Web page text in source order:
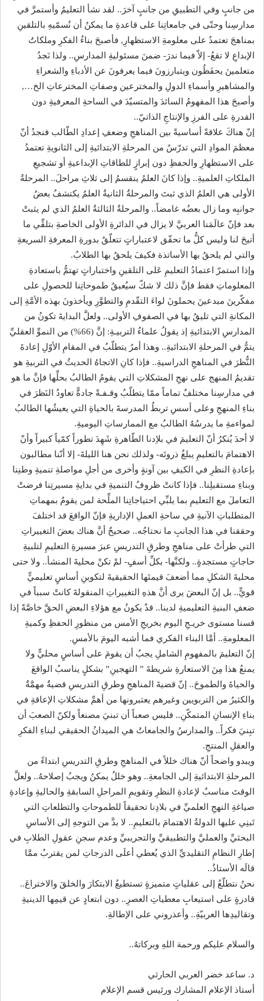
من جانبٍ وفي التطبيقِ من جانبٍ آخرَ.. لقد نشأ التعليمُ وأستمرَّ في
مدارسِنا وحتّى في جامعاتِنا على قاعدةِ ما يمكنُ أن نُسمّيهِ بالتلقينِ
بمناهجَ تعتمدُ على معلومةِ الاستظهارِ, فأصبحَ بناءُ الفكرِ وملكاتُ
الإبداعِ لا تقعُ- إلاّ فيما ندرَ- ضمنَ مسئوليةِ المدارسِ.. ولذا نَجدُ
متعلمينَ يحفَظُون ويتبارزونَ فيما يعرفونَ عن الأدباءِ والشعراءِ
والمشاهيرِ وأسماءِ الدولِ والمخترعين وصفاتِ المخترعاتِ الخ…,
وأصبحَ هذا المفهومُ السائدَ والمتسيّدَ في الساحةِ المعرفيةِ دون
القدرةِ على الفرزِ والإنتاجِ الذاتيّ..
إنّ هناكَ علاقةً أساسيةً بين المناهجِ وضعفِ إعدادِ الطّالب فنجدُ أنّ
معظمَ الموادِ التي تدرّسُ من المرحلةِ الابتدائيةِ إلى الثانويةِ تعتمدُ
على الاستظهارِ والحفظِ دون إبرازٍ للطاقاتِ الإبداعيةِ أو تشجيعِ
الملكاتِ العلميةِ.. وإذا كانَ العلمُ ينقسمُ إلى ثلاثِ مراحلَ.. المرحلةُ
الأولى هي العلمُ الذي ثبتَ والمرحلةُ الثانيةُ العلمُ يكتشفُ بعضُ
جوانبِه وما زال بعضُه غامضاً.. والمرحلةُ الثالثةُ العلمُ الذي لم يثبتْ
بعد فإنّ عالَمَنا العربيَّ لا يزال في الدائرةِ الأولى الخاصةِ بتلقِّي ما
أتيحَ لنا وليس كلُّ ما تحقّق لاعتباراتٍ تتعلّقُ بدورةِ المعرفةِ السريعةِ
والتي لم يلحقُ بها الأساتذة فكيفَ يلحقُ بها الطلابُ.
وإذا استمرّ اعتمادُ التعليمِ عَلى التلقينِ واختباراتٍ تهتمُّ باستعادةِ
المعلوماتِ فقط فإنَّ ذلك لا شكّ سيُعيقُ طموحاتِنا للحصولِ على
مفكّرينَ مبدعينَ يحملونَ لواءَ التقّدمِ والتطوَّرِ ويأخذونَ بهذه الأمَّةِ إلى
المكانةِ التي تليقُ بها في الصفوفِ الأولى.. ولعلَّ البدايةَ تكونُ من
المدارسِ الابتدائيةِ إذ يقولُ علماءُ التربيـةِ: إنَّ (66%) من النموِّ العقليِّ
يتمُّ في المرحلةِ الابتدائيةِ.. وهذا أمرُ يتطلّبُ في المقامِ الأوّلِ إعادةَ
النُّظرَ في المناهجِ الدراسيةِ.. فإذا كانِ الاتجاهُ الحديثُ في التربيةِ هو
تقديمُ المنهج على نهجِ المشكلاتِ التي يقومُ الطالبُ بحلِّها فإنَّ ما هو
في مدارسِنا مختلفٌ تماماً ممّا يتطلّبُ وقـفـةً جادةًّ تعاودُ النَظرَ في
بناءِ المنهجِ وعلى أسسِ تربطُ المدرسةَ بالحياةِ التي يعيشُها الطالبُ
لمواءمةِ ما يدرسُهُ الطالبُ مع الممارساتِ اليوميةِ.
لا أحدَ يُنكرُ أنّ التعليمَ في بلاِدنا الطّاهرةِ شَهِدَ تطوراً كمّياً كبيراً وأنّ
الاهتمامَ بالتعليمِ يبلغُ ذروتَه- ولذلك نحن هنا الليلةَ- إلا أنّنا مطالبون
بإعادةِ النظرِ في الكيفِ بين آونةٍ وأخرى من أجلِ مواصلةِ تنميةِ وطنِنا
وبناءِ مستقبلِنا.. فإذا كانتْ ظروفُ التنميةِ في بدايةِ مسيرتِنا فرضتْ
التعاملَ مع التعليمِ بما يلبِّي احتياجاتِنا الملِّحة لمن يقومُ بمهماتِ
المتطلباتِ الآنيةِ في ساحةِ العملِ الإداريةِ فإنّ الواقعَ قد اختلفَ
وحققنا في هذا الجانبِ ما نحتاجُه.. صحيحٌ أنَّ هناك بعضَ التغييراتِ
التي طرأتْ على مناهجِ وطرقِ التدريسِ عبرَ مسيرةِ التعليمِ لتلبيةِ
حاجاتٍ مستجدةٍ.. ولكنَّها- بكلِّ أسفٍ- لمْ تكنْ محليةَ المنشأ.. ولا حتى
محليةَ الشكلِ مما أضعفَ قيمتَها الحقيقيةَ لتكوينِ أساسٍ تعليميٍّ
قويٍّ.. بل إنّ البعضَ يرى أنَّ هذهِ التغييراتِ المنقولةَ كانتْ سبباً في
ضعفِ البنيةِ التعليميةِ لدينا.. قدْ يكونُ مع هؤلاءِ البعضِ الحقَّ خاصَّةً إذا
قسنا مستوى خريـجِ اليوم بخريجِ الأمس من منظورِ الحفظِ وكميةِ
المعلومةِ.. أمَّا البناء الفكري فما أشبه اليومَ بالأمسِ.
إنّ التعليمَ بالمفهومِ الشاملِ يجبُ أن يقومَ على أساسٍ محليٍّ ولا
يمنعُ هذا مِنَ الاستعارةِ شريطةَ ” التهجينِ” بشكلٍ يناسبُ الواقعَ
والحياةَ والطموحَ.. إنّ قضيةَ المناهجِ وطرقِ التدريسِ قضيةٌ مهمَّةٌ
والكثيرُ من التربويين وغيرهم يعتبرونها من أهمِّ مشكلاتِ الإعاقةِ في
بناءِ الإنسانِ المتمكّنِ.. فليس صعباً أن تبنيَ مصنعاً ولكنّ الصعبَ أن
تبِنيَ فكراً.. والمدارسُ والجامعاتُ هي الميدانُ الحقيقي لبناءِ الفكرِ
والعقلِ المنتجِ.
ويبدو واضحاً أنّ هناك خللاً في المناهجِ وطرقِ التدريسِ ابتداءً من
المرحلةِ الابتدائيةِ إلى الجامعةِ.. وهو خللُ يمكنُ ويجبُ إصلاحهُ.. ولعلَّ
الوقتَ مناسبٌ لإعادةِ النظرِ وتقويمِ المراحلِ السابقةِ والحاليةِ وإعادةِ
صياغةِ النهجِ العلميِّ في بلادِنا تحقيقاً للطموحاتِ والتطلعاتِ التي
تَبنِي عليها الدولةُ الاهتمامَ بالتعليمِ.. لا بدَّ من التوجهِ إلى الأساسِ
البحثيِّ والعمليَّ والتطبيقيِّ والتجريبيِّ وعدم سجنِ عقولِ الطلابِ في
إطارِ النظامِ التقليديِّ الذي يُعطي أعلَى الدرجاتِ لمن يقتربُ ممَّا
قالَه الأستاذُ..
نحنُ نتطلّعُ إلى عقلياتٍ متميزةٍ تستطيعُ الابتكارَ والخلقَ والاختراعَ..
قادرةٍ على استيعابِ معطياتِ العصرِ.. دون ابتعادٍ عن قيمِها الدينيةِ
وتقاليدِها العربيّةِ.. وأعذروني على الإطالةِ.
والسلام عليكم ورحمة اللهِ وبركاتهُ..
د. ساعد خضر العربي الحارثي
أستاذ الإعلام المشارك ورئيس قسم الإعلام